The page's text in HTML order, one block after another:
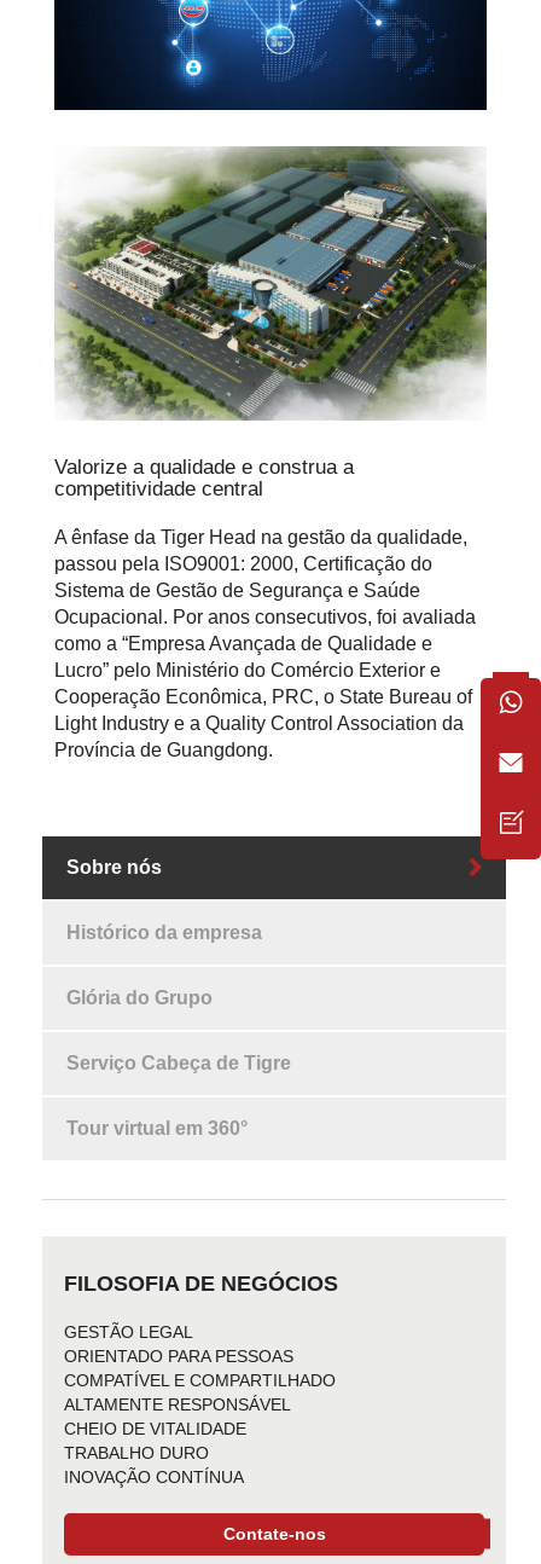
Valorize a qualidade e construa a
competitividade central
A ênfase da Tiger Head na gestão da qualidade,
passou pela ISO9001: 2000, Certificação do
Sistema de Gestão de Segurança e Saúde
Ocupacional. Por anos consecutivos, foi avaliada
como a “Empresa Avançada de Qualidade e
Lucro” pelo Ministério do Comércio Exterior e
Cooperação Econômica, PRC, o State Bureau of
Light Industry e a Quality Control Association da
Província de Guangdong.
Sobre nós
Histórico da empresa
Glória do Grupo
Serviço Cabeça de Tigre
Tour virtual em 360°
FILOSOFIA DE NEGÓCIOS
GESTÃO LEGAL
ORIENTADO PARA PESSOAS
COMPATÍVEL E COMPARTILHADO
ALTAMENTE RESPONSÁVEL
CHEIO DE VITALIDADE
TRABALHO DURO
INOVAÇÃO CONTÍNUA
Contate-nos